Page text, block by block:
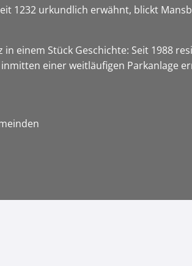
1232 urkundlich erwähnt, blickt
einem Stück Geschichte: Seit 1988
einer weitläufigen Parkanlage